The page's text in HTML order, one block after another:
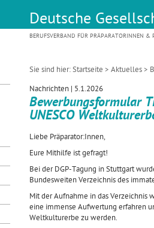
Deutsche
BERUFSVERBAND FÜR PRÄPARATORINNEN &
Sie sind hier:Startseite > Aktuelles>
Nachrichten | 5.1.2026
Bewerbungsformular
UNESCO
Liebe Präparator:Innen,
Eure Mithilfe ist gefragt!
Bei der DGP-Tagung in Stuttgart
Bundesweiten Verzeichnis des
Mit der Aufnahme in das Verzeichnis
eine immense Aufwertung erfahren
Weltkulturerbe zu werden.